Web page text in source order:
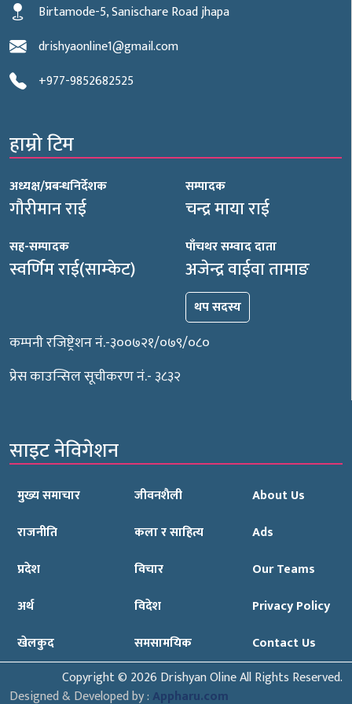
Birtamode-5, Sanischare Road jhapa
drishyaonline1@gmail.com
+977-9852682525
हाम्रो टिम
अध्यक्ष/प्रबन्धनिर्देशक
गौरीमान राई
सम्पादक
चन्द्र माया राई
सह-सम्पादक
स्वर्णिम राई(साम्केट)
पाँचथर सम्वाद दाता
अजेन्द्र वाईवा तामाङ
थप सदस्य
कम्पनी रजिष्ट्रेशन नं.-३००७२१/०७९/०८०
प्रेस काउन्सिल सूचीकरण नं.- ३८३२
साइट नेविगेशन
मुख्य समाचार
राजनीति
प्रदेश
अर्थ
खेलकुद
जीवनशैली
कला र साहित्य
विचार
विदेश
समसामयिक
About Us
Ads
Our Teams
Privacy Policy
Contact Us
Copyright © 2026 Drishyan Oline All Rights Reserved.
Designed & Developed by : Appharu.com